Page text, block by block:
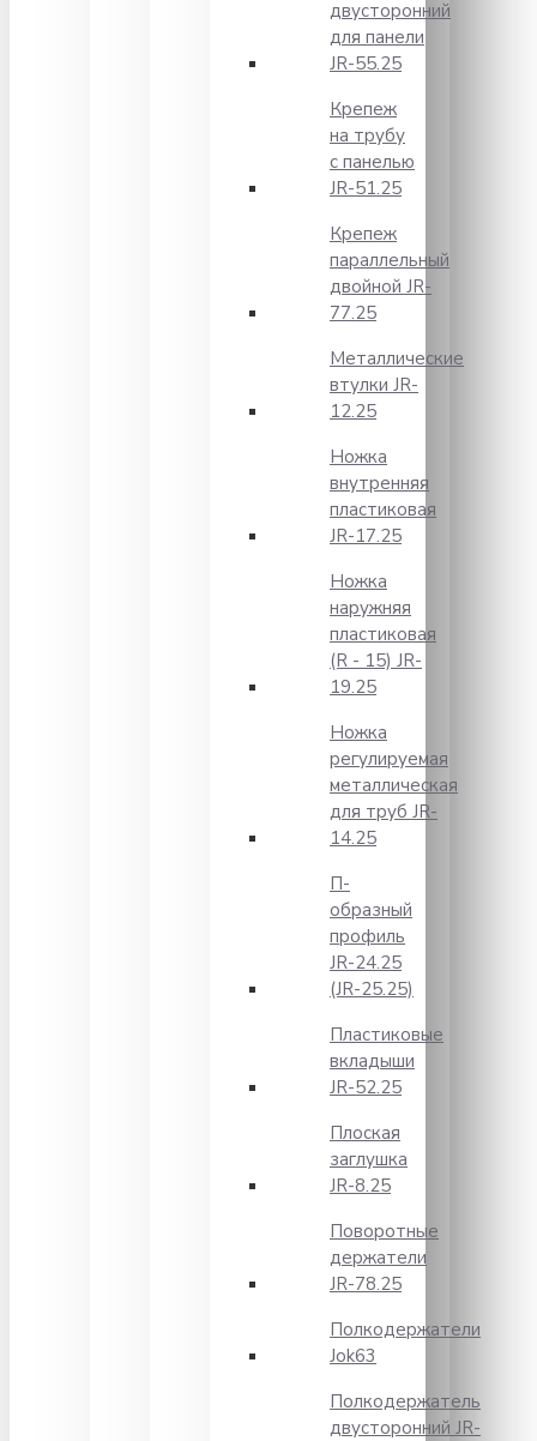
двусторонний
для панели
JR-55.25
Крепеж
на трубу
с панелью
JR-51.25
Крепеж
параллельный
двойной JR-
77.25
Металлические
втулки JR-
12.25
Ножка
внутренняя
пластиковая
JR-17.25
Ножка
наружняя
пластиковая
(R - 15) JR-
19.25
Ножка
регулируемая
металлическая
для труб JR-
14.25
П-
образный
профиль
JR-24.25
(JR-25.25)
Пластиковые
вкладыши
JR-52.25
Плоская
заглушка
JR-8.25
Поворотные
держатели
JR-78.25
Полкодержатели
Jok63
Полкодержатель
двусторонний JR-